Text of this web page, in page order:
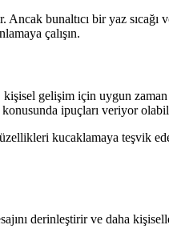
bunaltıcı bir yaz sıcağı
çalışın.
kişisel gelişim için uygun
ipuçları veriyor
kucaklamaya teşvik
derinleştirir ve daha